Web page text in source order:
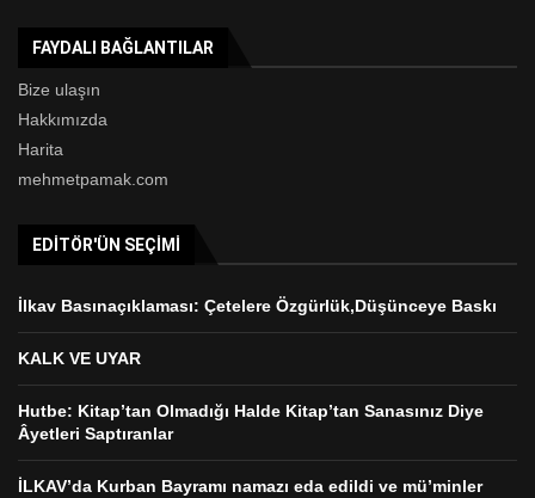
FAYDALI BAĞLANTILAR
Bize ulaşın
Hakkımızda
Harita
mehmetpamak.com
EDITÖR'ÜN SEÇIMI
İlkav Basınaçıklaması: Çetelere Özgürlük,Düşünceye Baskı
KALK VE UYAR
Hutbe: Kitap’tan Olmadığı Halde Kitap’tan Sanasınız Diye
Âyetleri Saptıranlar
İLKAV’da Kurban Bayramı namazı eda edildi ve mü’minler